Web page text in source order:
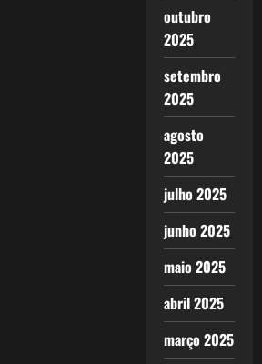
outubro
2025
setembro
2025
agosto
2025
julho 2025
junho 2025
maio 2025
abril 2025
março 2025